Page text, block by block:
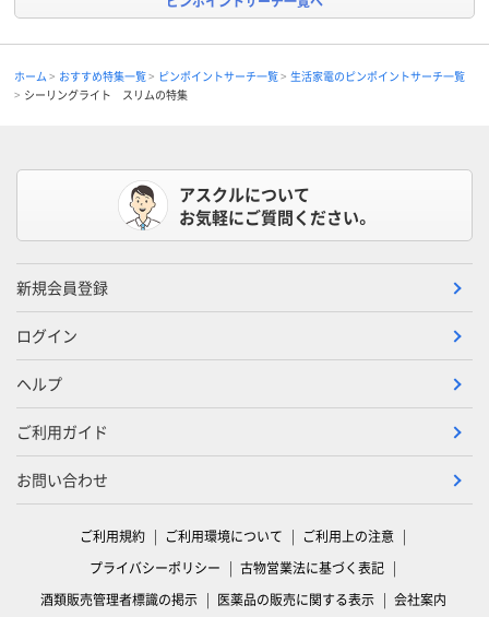
ホーム おすすめ特集一覧 ピンポイントサーチ一覧
生活家電のピンポイントサーチ一覧
シーリングライト スリムの特集
アスクルについて
お気軽にご質問ください。
新規会員登録
ログイン
ヘルプ
ご利用ガイド
お問い合わせ
ご利用規約 ご利用環境について
ご利用上の注意
プライバシーポリシー
古物営業法に基づく表記
酒類販売管理者標識の掲示
医薬品の販売に関する表示 会社案内